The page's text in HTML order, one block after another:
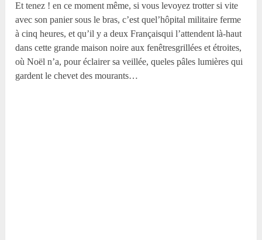
Et tenez ! en ce moment même, si vous levoyez trotter si vite
avec son panier sous le bras, c’est quel’hôpital militaire ferme
à cinq heures, et qu’il y a deux Françaisqui l’attendent là-haut
dans cette grande maison noire aux fenêtresgrillées et étroites,
où Noël n’a, pour éclairer sa veillée, queles pâles lumières qui
gardent le chevet des mourants…